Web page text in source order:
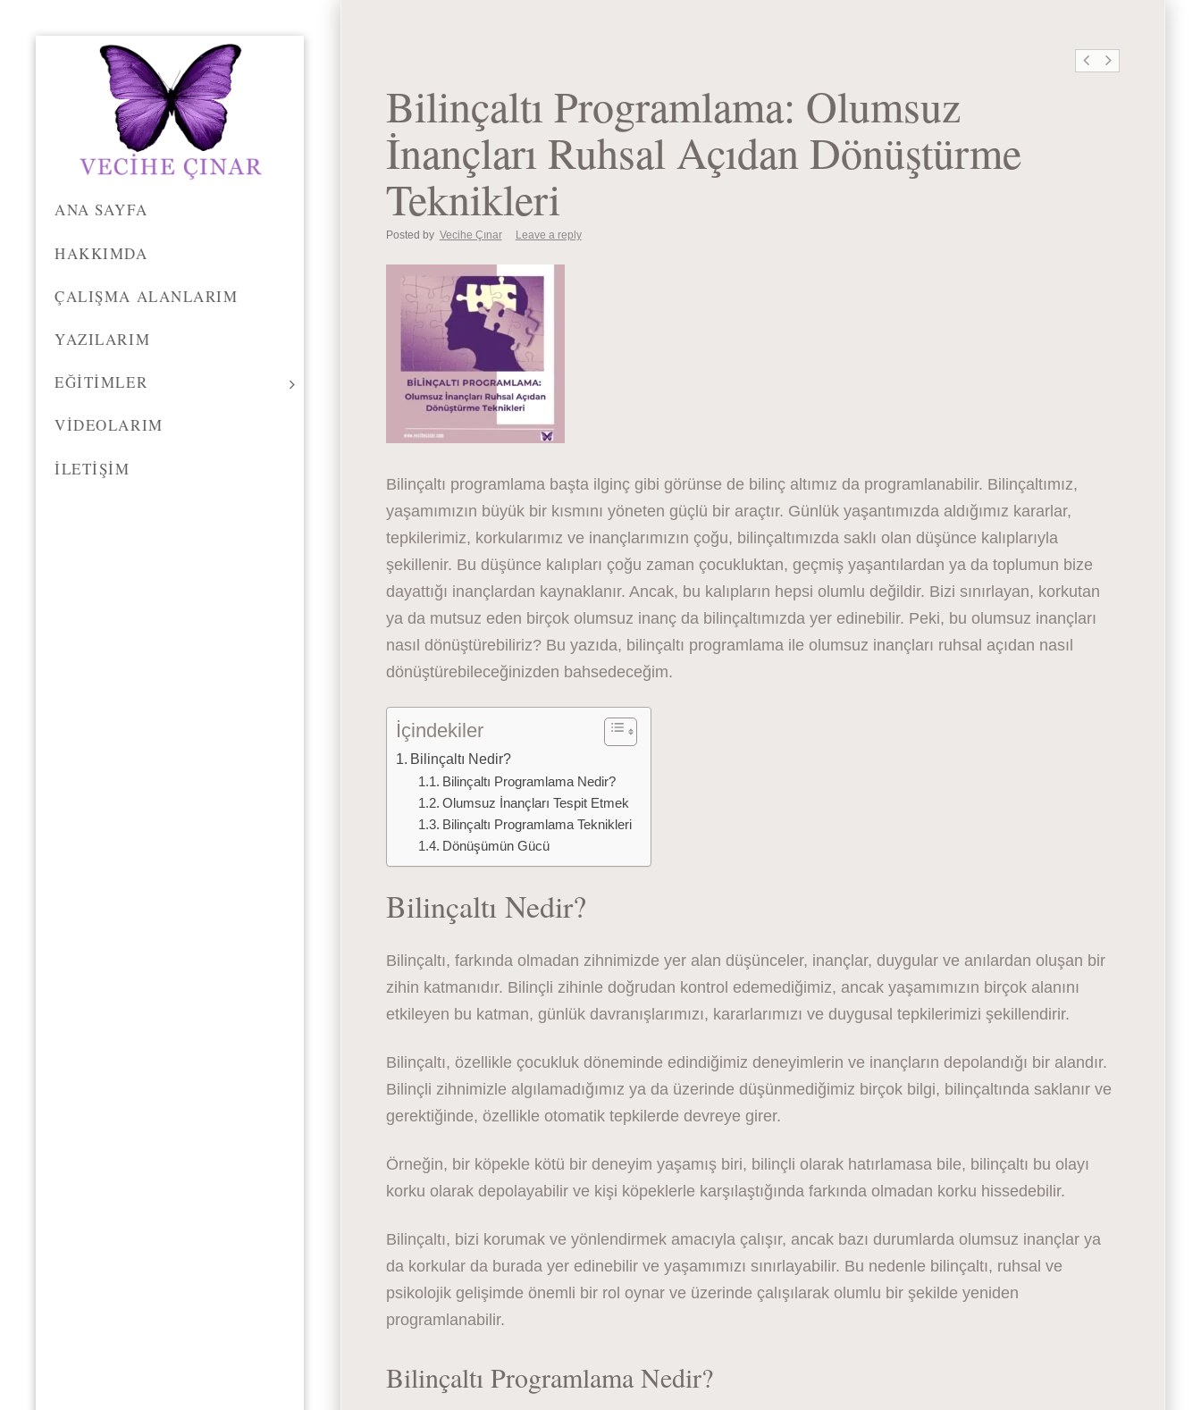
ANA SAYFA
HAKKIMDA
ÇALIŞMA ALANLARIM
YAZILARIM
EĞITIMLER
VIDEOLARIM
İLETIŞIM
Bilinçaltı Programlama: Olumsuz
İnançları Ruhsal Açıdan Dönüştürme
Teknikleri
Posted by Vecihe Çınar Leave a reply
Bilinçaltı programlama başta ilginç gibi görünse de bilinç altımız da programlanabilir. Bilinçaltımız,
yaşamımızın büyük bir kısmını yöneten güçlü bir araçtır. Günlük yaşantımızda aldığımız kararlar,
tepkilerimiz, korkularımız ve inançlarımızın çoğu, bilinçaltımızda saklı olan düşünce kalıplarıyla
şekillenir. Bu düşünce kalıpları çoğu zaman çocukluktan, geçmiş yaşantılardan ya da toplumun bize
dayattığı inançlardan kaynaklanır. Ancak, bu kalıpların hepsi olumlu değildir. Bizi sınırlayan, korkutan
ya da mutsuz eden birçok olumsuz inanç da bilinçaltımızda yer edinebilir. Peki, bu olumsuz inançları
nasıl dönüştürebiliriz? Bu yazıda, bilinçaltı programlama ile olumsuz inançları ruhsal açıdan nasıl
dönüştürebileceğinizden bahsedeceğim.
İçindekiler
Bilinçaltı Nedir?
Bilinçaltı Programlama Nedir?
Olumsuz İnançları Tespit Etmek
Bilinçaltı Programlama Teknikleri
Dönüşümün Gücü
Bilinçaltı Nedir?
Bilinçaltı, farkında olmadan zihnimizde yer alan düşünceler, inançlar, duygular ve anılardan oluşan bir
zihin katmanıdır. Bilinçli zihinle doğrudan kontrol edemediğimiz, ancak yaşamımızın birçok alanını
etkileyen bu katman, günlük davranışlarımızı, kararlarımızı ve duygusal tepkilerimizi şekillendirir.
Bilinçaltı, özellikle çocukluk döneminde edindiğimiz deneyimlerin ve inançların depolandığı bir alandır.
Bilinçli zihnimizle algılamadığımız ya da üzerinde düşünmediğimiz birçok bilgi, bilinçaltında saklanır ve
gerektiğinde, özellikle otomatik tepkilerde devreye girer.
Örneğin, bir köpekle kötü bir deneyim yaşamış biri, bilinçli olarak hatırlamasa bile, bilinçaltı bu olayı
korku olarak depolayabilir ve kişi köpeklerle karşılaştığında farkında olmadan korku hissedebilir.
Bilinçaltı, bizi korumak ve yönlendirmek amacıyla çalışır, ancak bazı durumlarda olumsuz inançlar ya
da korkular da burada yer edinebilir ve yaşamımızı sınırlayabilir. Bu nedenle bilinçaltı, ruhsal ve
psikolojik gelişimde önemli bir rol oynar ve üzerinde çalışılarak olumlu bir şekilde yeniden
programlanabilir.
Bilinçaltı Programlama Nedir?